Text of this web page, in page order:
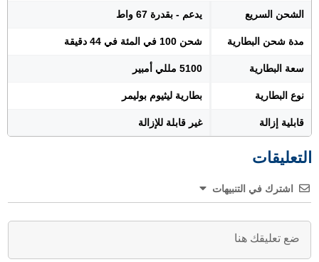
الشحن السريع يدعم - بقدرة 67 واط
مدة شحن البطارية شحن 100 في المئة في 44 دقيقة
سعة البطارية 5100 مللي أمبير
نوع البطارية بطارية ليثيوم بوليمر
قابلية إزالة غير قابلة للإزالة
التعليقات
اشترك في التنبيهات